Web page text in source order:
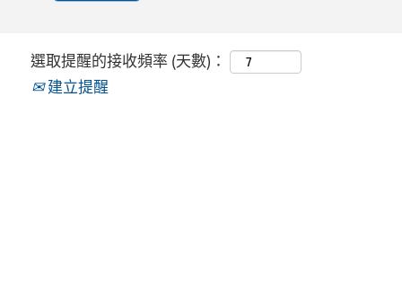
選取提醒的接收頻率 (天數)：
建立提醒